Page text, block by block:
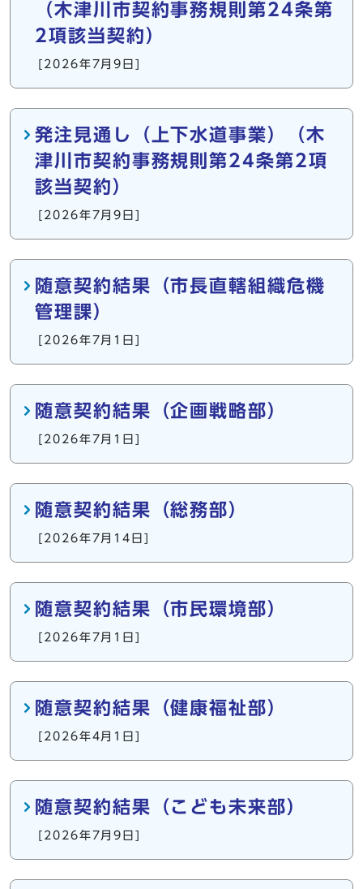
（木津川市契約事務規則第24条第
2項該当契約）
[2026年7月9日]
発注見通し（上下水道事業）（木
津川市契約事務規則第24条第2項
該当契約）
[2026年7月9日]
随意契約結果（市長直轄組織危機
管理課）
[2026年7月1日]
随意契約結果（企画戦略部）
[2026年7月1日]
随意契約結果（総務部）
[2026年7月14日]
随意契約結果（市民環境部）
[2026年7月1日]
随意契約結果（健康福祉部）
[2026年4月1日]
随意契約結果（こども未来部）
[2026年7月9日]